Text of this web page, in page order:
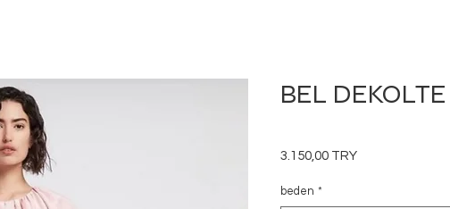
BEL
3.150,00 TRYPreis
beden *